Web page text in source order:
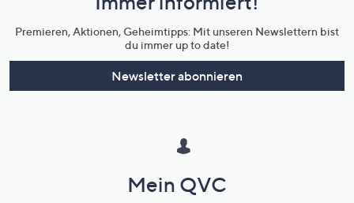
Unternehmensinformationen
Premieren, Aktionen, Geheimtipps: Mit unseren Newslettern bist
du immer up to date!
Newsletter abonnieren
Mein QVC